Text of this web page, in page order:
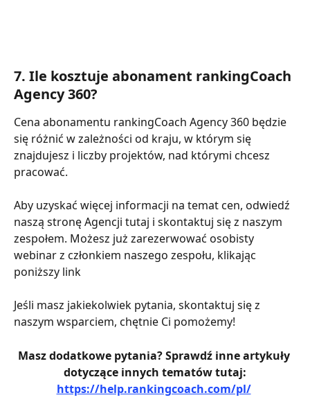
7. Ile kosztuje abonament rankingCoach
Agency 360?
Cena abonamentu rankingCoach Agency 360 będzie
się różnić w zależności od kraju, w którym się
znajdujesz i liczby projektów, nad którymi chcesz
pracować.
Aby uzyskać więcej informacji na temat cen, odwiedź
naszą stronę Agencji tutaj i skontaktuj się z naszym
zespołem. Możesz już zarezerwować osobisty
webinar z członkiem naszego zespołu, klikając
poniższy link
Jeśli masz jakiekolwiek pytania, skontaktuj się z
naszym wsparciem, chętnie Ci pomożemy!
Masz dodatkowe pytania? Sprawdź inne artykuły
dotyczące innych tematów tutaj:
https://help.rankingcoach.com/pl/